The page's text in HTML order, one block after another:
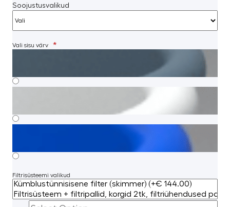
Soojustusvalikud
Vali sisu värv *
Filtrisüsteemi valikud